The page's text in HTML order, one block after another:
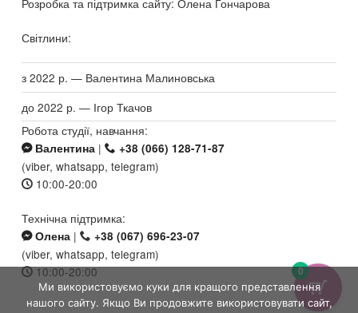
Розробка та підтримка сайту: Олена Гончарова
Світлини:
з 2022 р. — Валентина Малиновська
до 2022 р. — Ігор Ткачов
Робота студії, навчання:
Валентина | +38 (066) 128-71-87
(viber, whatsapp, telegram)
10:00-20:00
Технічна підтримка:
Олена | +38 (067) 696-23-07
(viber, whatsapp, telegram)
10:00-20:00
0
Ми використовуємо куки для кращого представлення
нашого сайту. Якщо Ви продовжите використовувати сайт,